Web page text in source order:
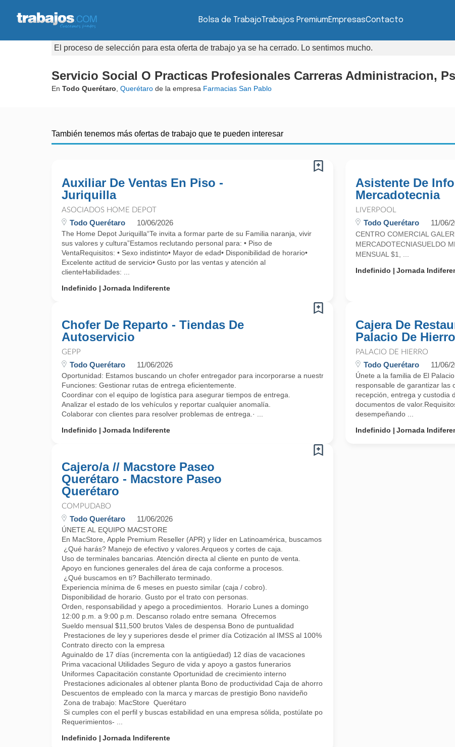
Bolsa de TrabajoTrabajos PremiumEmpresasContacto
El proceso de selección para esta oferta de trabajo ya se ha cerrado. Lo sentimos mucho.
Servicio Social O Practicas Profesionales Carreras Administracion,
En Todo Querétaro Querétaro de la empresa Farmacias San Pablo
También tenemos más ofertas de trabajo que te pueden interesar
Auxiliar De Ventas En Piso -
Juriquilla
ASOCIADOS HOME DEPOT
Todo Querétaro 10/06/2026
The Home Depot Juriquilla“Te invita a formar parte de su Familia naranja, vivir
sus valores y cultura”Estamos reclutando personal para: • Piso de
VentaRequisitos: • Sexo indistinto• Mayor de edad• Disponibilidad de horario•
Excelente actitud de servicio• Gusto por las ventas y atención al
clienteHabilidades: ...
Indefinido
Jornada Indiferente
Asistente De
Mercadotecnia
LIVERPOOL
Todo Querétaro 11/06/
CENTRO COMERCIAL
MERCADOTECNIASUELDO
MENSUAL $1, ...
Indefinido
Jornada
Chofer De Reparto - Tiendas De
Autoservicio
GEPP
Todo Querétaro 11/06/2026
Oportunidad: Estamos buscando un chofer entregador para incorporarse a nuestro equipo en nuestra sede principal.
Funciones: Gestionar rutas de entrega eficientemente.
Coordinar con el equipo de logística para asegurar tiempos de entrega.
Analizar el estado de los vehículos y reportar cualquier anomalía.
Colaborar con clientes para resolver problemas de entrega.· ...
Indefinido
Jornada Indiferente
Cajera De
Palacio De
PALACIO DE HIERRO
Todo Querétaro 11/06/
Únete a la familia de El
responsable de garantizar las
recepción, entrega y custodia
documentos de
desempeñando ...
Indefinido
Jornada
Cajero/a // Macstore Paseo
Querétaro - Macstore Paseo
Querétaro
COMPUDABO
Todo Querétaro 11/06/2026
ÚNETE AL EQUIPO MACSTORE
En MacStore, Apple Premium Reseller (APR) y líder en Latinoamérica, buscamos Cajero/a con enfoque en orden,
¿Qué harás? Manejo de efectivo y valores.Arqueos y cortes de caja.
Uso de terminales bancarias. Atención directa al cliente en punto de venta.
Apoyo en funciones generales del área de caja conforme a procesos.
¿Qué buscamos en ti? Bachillerato terminado.
Experiencia mínima de 6 meses en puesto similar (caja / cobro).
Disponibilidad de horario. Gusto por el trato con personas.
Orden, responsabilidad y apego a procedimientos. Horario Lunes a domingo
12:00 p.m. a 9:00 p.m. Descanso rolado entre semana Ofrecemos
Sueldo mensual $11,500 brutos Vales de despensa Bono de puntualidad
Prestaciones de ley y superiores desde el primer día Cotización al IMSS al 100%
Contrato directo con la empresa
Aguinaldo de 17 días (incrementa con la antigüedad) 12 días de vacaciones
Prima vacacional Utilidades Seguro de vida y apoyo a gastos funerarios
Uniformes Capacitación constante Oportunidad de crecimiento interno
Prestaciones adicionales al obtener planta Bono de productividad Caja de ahorro
Descuentos de empleado con la marca y marcas de prestigio Bono navideño
Zona de trabajo: MacStore Querétaro
Si cumples con el perfil y buscas estabilidad en una empresa sólida, postúlate por este medio y forma parte de la
Requerimientos- ...
Indefinido
Jornada Indiferente